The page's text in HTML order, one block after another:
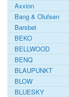
Axxion
Bang & Olufsen
Barsbet
BEKO
BELLWOOD
BENQ
BLAUPUNKT
BLOW
BLUESKY